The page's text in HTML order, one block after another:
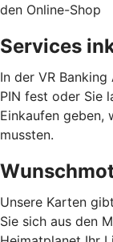
den Online-Shop
Services
In der VR
PIN fest oder Sie
Einkaufen geben,
mussten.
Unsere Karten
Sie sich aus den